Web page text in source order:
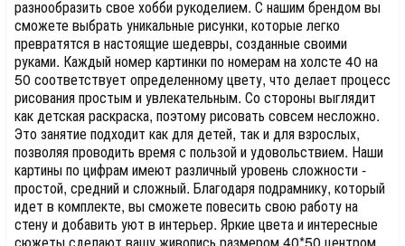
разнообразить свое хобби рукоделием. С нашим брендом вы
сможете выбрать уникальные рисунки, которые легко
превратятся в настоящие шедевры, созданные своими
руками. Каждый номер картинки по номерам на холсте 40 на
50 соответствует определенному цвету, что делает процесс
рисования простым и увлекательным. Со стороны выглядит
как детская раскраска, поэтому рисовать совсем несложно.
Это занятие подходит как для детей, так и для взрослых,
позволяя проводить время с пользой и удовольствием. Наши
картины по цифрам имеют различный уровень сложности -
простой, средний и сложный. Благодаря подрамнику, который
идет в комплекте, вы сможете повесить свою работу на
стену и добавить уют в интерьер. Яркие цвета и интересные
сюжеты сделают вашу живопись размером 40*50 центром